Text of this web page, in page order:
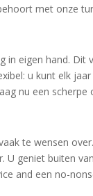
met onze
in eigen hand.
u kunt elk
nu een scherpe
te wensen
geniet buiten
and een no-